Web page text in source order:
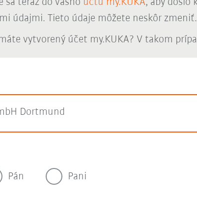
údajmi. Tieto údaje môžete neskôr zmeniť.
vytvorený účet my.KUKA? V takom
Dortmund
Pán Pani